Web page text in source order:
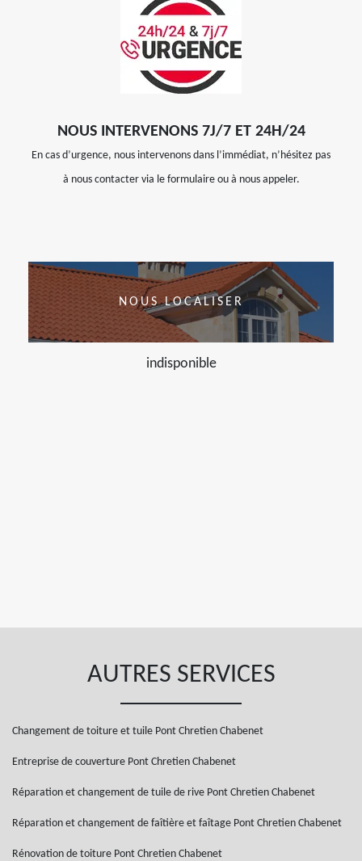
NOUS INTERVENONS 7J/7 ET 24H/24
En cas d’urgence, nous intervenons dans l’immédiat, n’hésitez pas
à nous contacter via le formulaire ou à nous appeler.
NOUS LOCALISER
indisponible
AUTRES SERVICES
Changement de toiture et tuile Pont Chretien Chabenet
Entreprise de couverture Pont Chretien Chabenet
Réparation et changement de tuile de rive Pont Chretien Chabenet
Réparation et changement de faîtière et faîtage Pont Chretien Chabenet
Rénovation de toiture Pont Chretien Chabenet